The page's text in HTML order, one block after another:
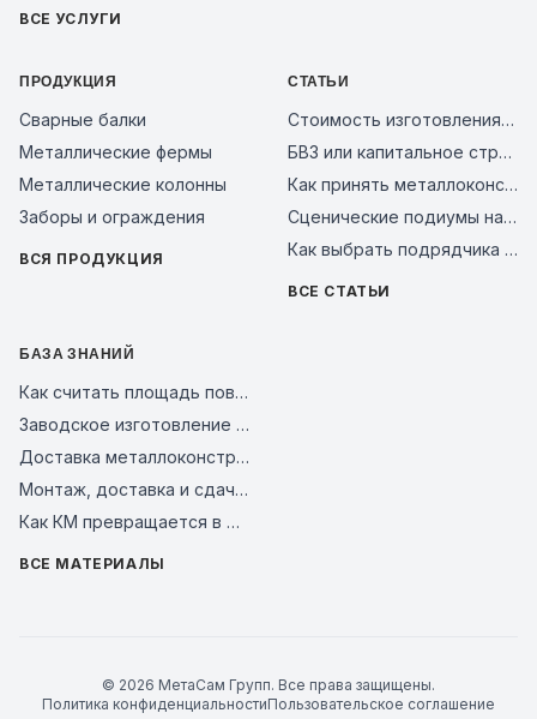
ВСЕ УСЛУГИ
ПРОДУКЦИЯ
Сварные балки
Металлические фермы
Металлические колонны
Заборы и ограждения
ВСЯ ПРОДУКЦИЯ
СТАТЬИ
Стоимость изготовления металлоконструкций за тонну в 2026 году: из чего складывается цена и как сравнить предложения заводов
БВЗ или капитальное строительство: сравнение смет 2026
Как принять металлоконструкции на объекте: чек-лист входного контроля и типичные ошибки поставщиков в 2026 году
Сценические подиумы на металлическом каркасе: почему это надежное решение для мероприятий, бизнеса и уличных площадок
Как выбрать подрядчика на металлоконструкции в 2026 году: чек-лист проверки завода перед авансом
ВСЕ СТАТЬИ
БАЗА ЗНАНИЙ
Как считать площадь поверхности металлоконструкций для покраски и АКЗ
Заводское изготовление и контроль качества стальных конструкций
Доставка металлоконструкций на объект: как связать график отгрузки и монтаж
Монтаж, доставка и сдача металлокаркаса
Как КМ превращается в КМД для завода и монтажной площадки
ВСЕ МАТЕРИАЛЫ
© 2026 МетаСам Групп. Все права защищены.
Политика конфиденциальностиПользовательское соглашение